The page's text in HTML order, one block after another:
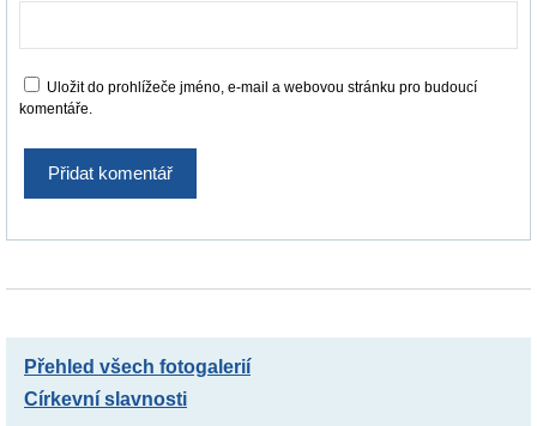
Uložit do prohlížeče jméno, e-mail a webovou stránku pro budoucí
komentáře.
Přehled všech fotogalerií
Církevní slavnosti